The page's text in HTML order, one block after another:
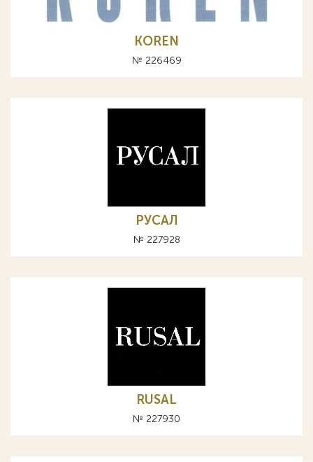
KOREN
№ 226469
РУСАЛ
№ 227928
RUSAL
№ 227930